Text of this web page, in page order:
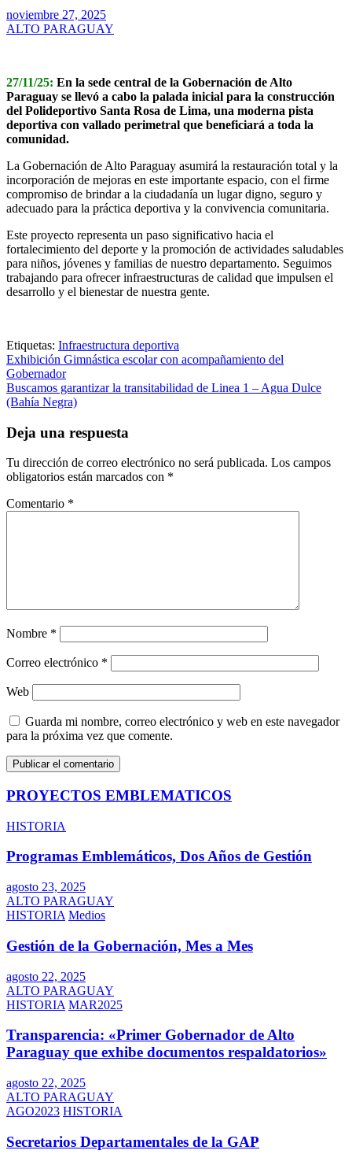
noviembre 27, 2025
ALTO PARAGUAY
27/11/25: En la sede central de la Gobernación de Alto
Paraguay se llevó a cabo la palada inicial para la construcción
del Polideportivo Santa Rosa de Lima, una moderna pista
deportiva con vallado perimetral que beneficiará a toda la
comunidad.
La Gobernación de Alto Paraguay asumirá la restauración total y la
incorporación de mejoras en este importante espacio, con el firme
compromiso de brindar a la ciudadanía un lugar digno, seguro y
adecuado para la práctica deportiva y la convivencia comunitaria.
Este proyecto representa un paso significativo hacia el
fortalecimiento del deporte y la promoción de actividades saludables
para niños, jóvenes y familias de nuestro departamento. Seguimos
trabajando para ofrecer infraestructuras de calidad que impulsen el
desarrollo y el bienestar de nuestra gente.
Etiquetas: Infraestructura deportiva
Navegación
de
entradas
Exhibición Gimnástica escolar con acompañamiento del
Gobernador
Buscamos garantizar la transitabilidad de Linea 1 – Agua Dulce
(Bahía Negra)
Deja una respuesta
Tu dirección de correo electrónico no será publicada. Los campos
obligatorios están marcados con *
Comentario *
Nombre *
Correo electrónico *
Web
Guarda mi nombre, correo electrónico y web en este navegador
para la próxima vez que comente.
PROYECTOS EMBLEMATICOS
HISTORIA
Programas Emblemáticos, Dos Años de Gestión
agosto 23, 2025
ALTO PARAGUAY
HISTORIA Medios
Gestión de la Gobernación, Mes a Mes
agosto 22, 2025
ALTO PARAGUAY
HISTORIA MAR2025
Transparencia: «Primer Gobernador de Alto
Paraguay que exhibe documentos respaldatorios»
agosto 22, 2025
ALTO PARAGUAY
AGO2023 HISTORIA
Secretarios Departamentales de la GAP